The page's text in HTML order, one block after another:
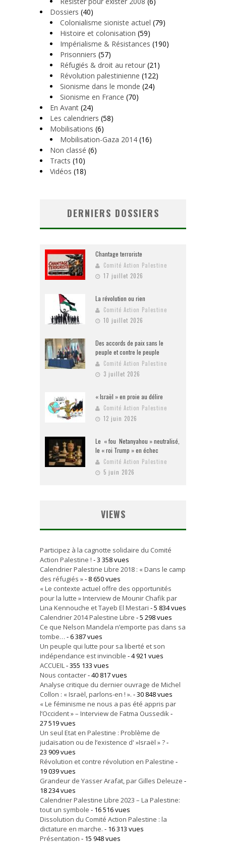
Dossiers (40)
Colonialisme sioniste actuel (79)
Histoire et colonisation (59)
Impérialisme & Résistances (190)
Prisonniers (57)
Réfugiés & droit au retour (21)
Révolution palestinienne (122)
Sionisme dans le monde (24)
Sionisme en France (70)
En Avant (24)
Les calendriers (58)
Mobilisations (6)
Mobilisation-Gaza 2014 (16)
Non classé (6)
Tracts (10)
Vidéos (18)
DERNIERS DOSSIERS
Chantage terroriste
Comité Action Palestine
17 juillet 2026
La révolution ou rien
Comité Action Palestine
10 juillet 2026
Des accords de paix sans le
peuple et contre le peuple
Comité Action Palestine
3 juillet 2026
« Israël » en proie au délire
Comité Action Palestine
12 juin 2026
Le « fou Netanyahou » neutralisé,
le « roi Trump » en échec
Comité Action Palestine
5 juin 2026
VIEWS
Participez à la cagnotte solidaire du Comité
Action Palestine ! - 3 358 vues
Calendrier Palestine Libre 2018 : « Dans le camp
des réfugiés »- 8 650 vues
« Le contexte actuel offre des opportunités
pour la lutte » Interview de Mounir Chafik par
Lina Kennouche et Tayeb El Mestari - 5 834 vues
Calendrier 2014 Palestine Libre - 5 298 vues
Ce que Nelson Mandela n’emporte pas dans sa
tombe… - 6 387 vues
Un peuple qui lutte pour sa liberté et son
indépendance est invincible - 4 921 vues
ACCUEIL- 355 133 vues
Nous contacter- 40 817 vues
Analyse critique du dernier ouvrage de Michel
Collon : « Israël, parlons-en ! ». - 30 848 vues
« Le féminisme ne nous a pas été appris par
l’Occident » – Interview de Fatma Oussedik-
27 519 vues
Un seul Etat en Palestine : Problème de
judaïsation ou de l’existence d' »Israël » ?-
23 909 vues
Révolution et contre révolution en Palestine -
19 039 vues
Grandeur de Yasser Arafat, par Gilles Deleuze -
18 234 vues
Calendrier Palestine Libre 2023 – La Palestine:
tout un symbole - 16 516 vues
Dissolution du Comité Action Palestine : la
dictature en marche. - 16 313 vues
Présentation - 15 948 vues